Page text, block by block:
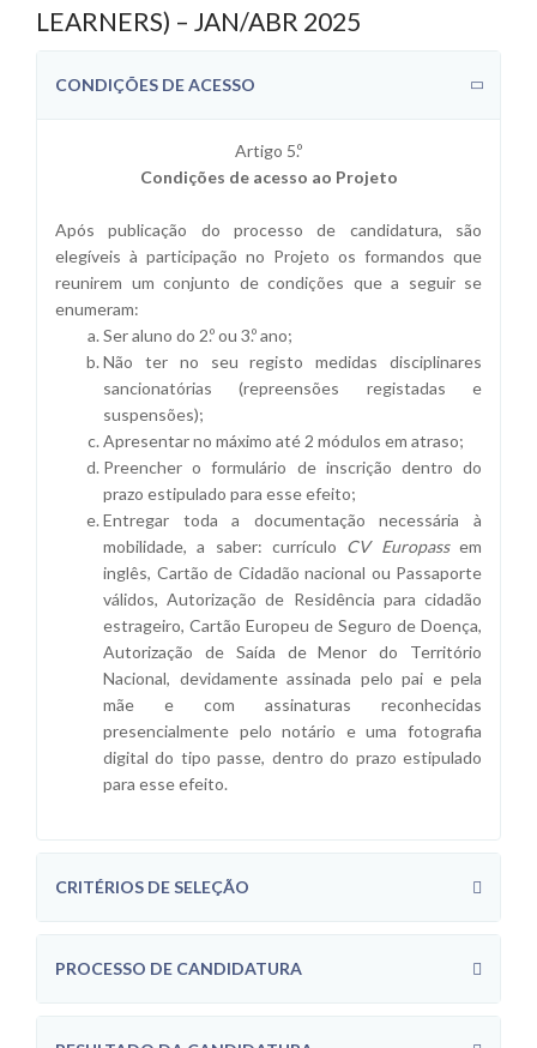
LEARNERS) – JAN/ABR 2025
CONDIÇÕES DE ACESSO
Artigo 5.º
Condições de acesso ao Projeto
Após publicação do processo de candidatura, são
elegíveis à participação no Projeto os formandos que
reunirem um conjunto de condições que a seguir se
enumeram:
Ser aluno do 2.º ou 3.º ano;
Não ter no seu registo medidas disciplinares
sancionatórias (repreensões registadas e
suspensões);
Apresentar no máximo até 2 módulos em atraso;
Preencher o formulário de inscrição dentro do
prazo estipulado para esse efeito;
Entregar toda a documentação necessária à
mobilidade, a saber: currículo CV Europassem
inglês, Cartão de Cidadão nacional ou Passaporte
válidos, Autorização de Residência para cidadão
estrageiro, Cartão Europeu de Seguro de Doença,
Autorização de Saída de Menor do Território
Nacional, devidamente assinada pelo pai e pela
mãe e com assinaturas reconhecidas
presencialmente pelo notário e uma fotografia
digital do tipo passe, dentro do prazo estipulado
para esse efeito.
CRITÉRIOS DE SELEÇÃO
PROCESSO DE CANDIDATURA